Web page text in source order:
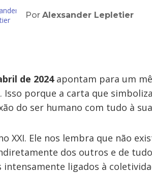
Por Alexsander Lepletier
de 2024apontam para um
porque a carta que
do ser humano com tudo à
XXI. Ele nos lembra que não
dos outros e de
intensamente ligados à